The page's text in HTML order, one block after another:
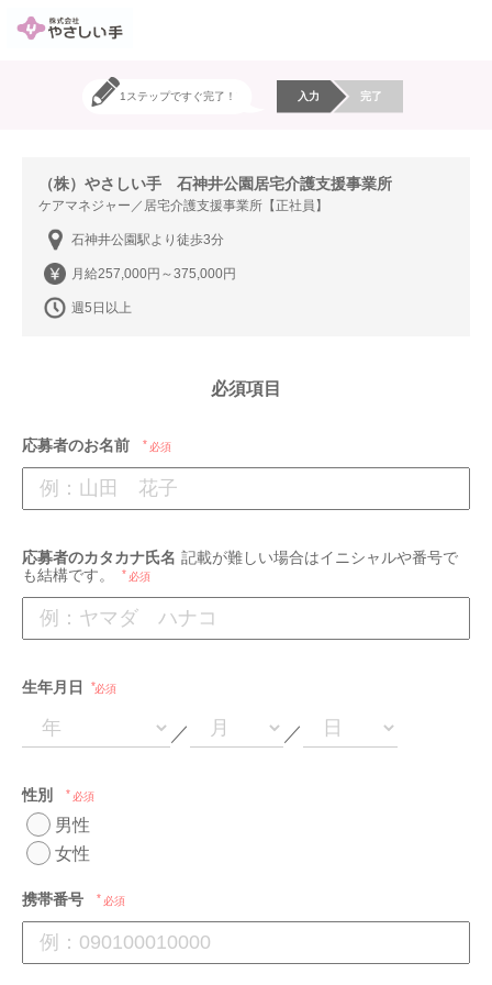
1ステップですぐ完了！ 入力 完了
（株）やさしい手 石神井公園居宅介護支援事業所
ケアマネジャー／居宅介護支援事業所【正社員】
石神井公園駅より徒歩3分
月給257,000円～375,000円
週5日以上
必須項目
応募者のお名前 必須
応募者のカタカナ氏名 記載が難しい場合はイニシャルや番号で
も結構です。
必須
生年月日 必須
／ ／
性別 必須
男性
女性
携帯番号 必須